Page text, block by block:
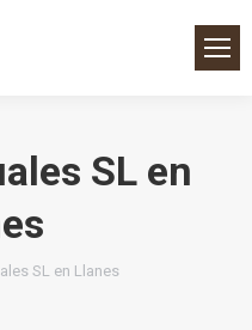
SL en
SL en Llanes